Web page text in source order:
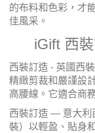
的布料和色彩，才
佳風采。
iGift 西
西裝訂造 - 英國西
精緻剪裁和嚴謹設
高腰線。它適合商
西裝訂造 — 意大利
裝）以輕盈、貼身